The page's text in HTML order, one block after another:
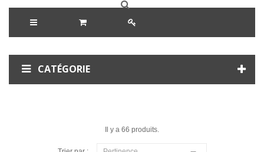
CATÉGORIE
Il y a 66 produits.